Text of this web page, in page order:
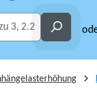
Suchen